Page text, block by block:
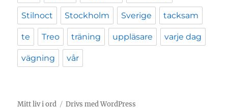
Stilnoct Stockholm Sverige tacksam
te Treo träning uppläsare varje dag
vägning vår
Mitt liv i ord Drivs med WordPress